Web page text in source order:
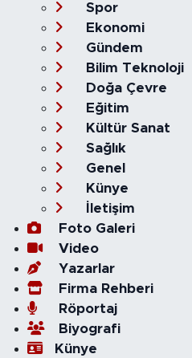
Spor
Ekonomi
Gündem
Bilim Teknoloji
Doğa Çevre
Eğitim
Kültür Sanat
Sağlık
Genel
Künye
İletişim
Foto Galeri
Video
Yazarlar
Firma Rehberi
Röportaj
Biyografi
Künye